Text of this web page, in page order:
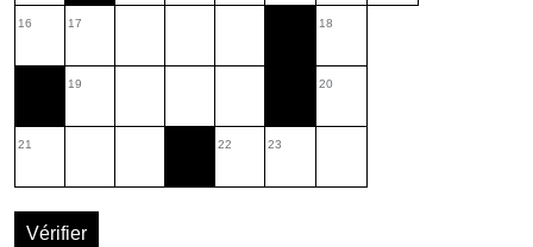
16 17 18
19 20
21 22 23
Vérifier